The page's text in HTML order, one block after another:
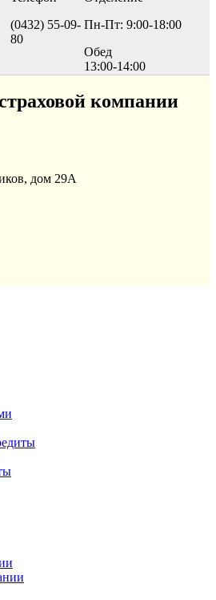
(0432) 55-09-
80
Пн-Пт: 9:00-18:00
Обед
13:00-14:00
компании
дом 29А